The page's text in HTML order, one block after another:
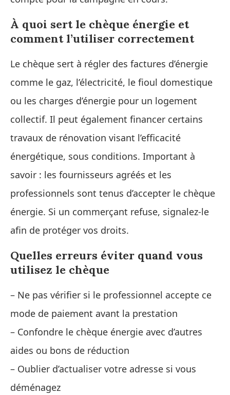
À quoi sert le chèque énergie et
comment l’utiliser correctement
Le chèque sert à régler des factures d’énergie
comme le gaz, l’électricité, le fioul domestique
ou les charges d’énergie pour un logement
collectif. Il peut également financer certains
travaux de rénovation visant l’efficacité
énergétique, sous conditions. Important à
savoir : les fournisseurs agréés et les
professionnels sont tenus d’accepter le chèque
énergie. Si un commerçant refuse, signalez-le
afin de protéger vos droits.
Quelles erreurs éviter quand vous
utilisez le chèque
– Ne pas vérifier si le professionnel accepte ce
mode de paiement avant la prestation
– Confondre le chèque énergie avec d’autres
aides ou bons de réduction
– Oublier d’actualiser votre adresse si vous
déménagez